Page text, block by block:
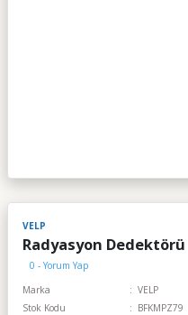
VELP
Radyasyon Dedektörü
0 - Yorum Yap
Marka
VELP
Stok Kodu
BFKMPZ79